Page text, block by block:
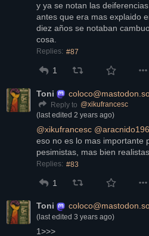
y ya se notan las
antes que era mas explaido
diez años se notaban
cosa.
Replies: #87
1
Toni
Reply to @xikufrancesc
(last edited 2 years ago)
@xikufrancesc @
eso no es lo mas importante
pesimistas, mas bien
Replies: #83
1
Toni
(last edited 3 years ago)
1>>>